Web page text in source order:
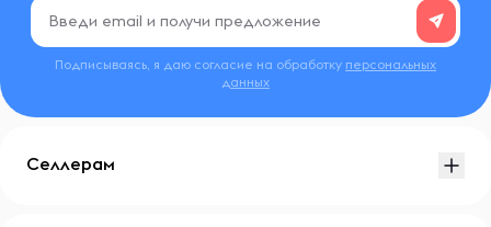
Подписываясь, я даю согласие на обработку персональных
данных
Селлерам